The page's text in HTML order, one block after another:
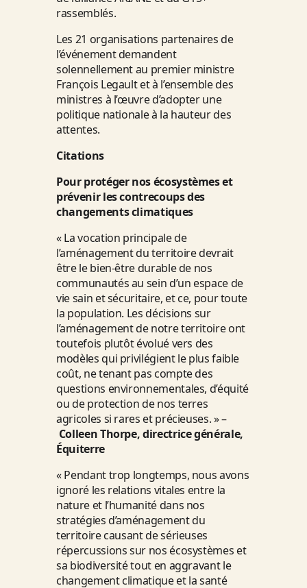
rassemblés.
Les 21 organisations partenaires de
l’événement demandent
solennellement au premier ministre
François Legault et à l’ensemble des
ministres à l’œuvre d’adopter une
politique nationale à la hauteur des
attentes.
Citations
Pour protéger nos écosystèmes et
prévenir les contrecoups des
changements climatiques
« La vocation principale de
l’aménagement du territoire devrait
être le bien-être durable de nos
communautés au sein d’un espace de
vie sain et sécuritaire, et ce, pour toute
la population. Les décisions sur
l’aménagement de notre territoire ont
toutefois plutôt évolué vers des
modèles qui privilégient le plus faible
coût, ne tenant pas compte des
questions environnementales, d’équité
ou de protection de nos terres
agricoles si rares et précieuses. » –
Colleen Thorpe, directrice générale,
Équiterre
« Pendant trop longtemps, nous avons
ignoré les relations vitales entre la
nature et l’humanité dans nos
stratégies d’aménagement du
territoire causant de sérieuses
répercussions sur nos écosystèmes et
sa biodiversité tout en aggravant le
changement climatique et la santé